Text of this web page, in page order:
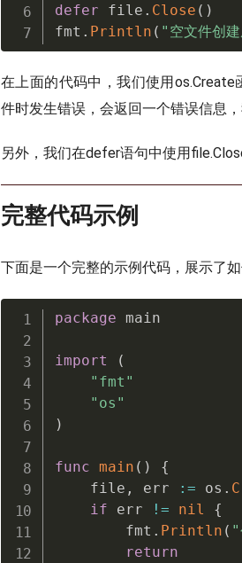
defer file . Close ( )
fmt . Println ( "空文件创
在上面的代码中，我们使用
件时发生错误，会返回一个错误信息
另外，我们在defer语句中使用
完整代码示例
下面是一个完整的示例代码，展示了
package main
import
(
"fmt"
"os"
)
func main ( )
{
    file
, err := os .
if err != nil
{
        fmt
. Println ( "
return